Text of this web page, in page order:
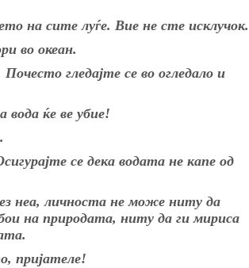
на сите луѓе. Вие не сте исклучок.
во океан.
гледајте се во огледало и
вода ќе ве убие!
се дека водата не капе од
неа, личноста не може ниту да
на природата, ниту да ги мириса
пријателе!